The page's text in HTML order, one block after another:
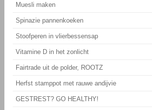
Muesli maken
Spinazie pannenkoeken
Stoofperen in vlierbessensap
Vitamine D in het zonlicht
Fairtrade uit de polder, ROOTZ
Herfst stamppot met rauwe andijvie
GESTREST? GO HEALTHY!